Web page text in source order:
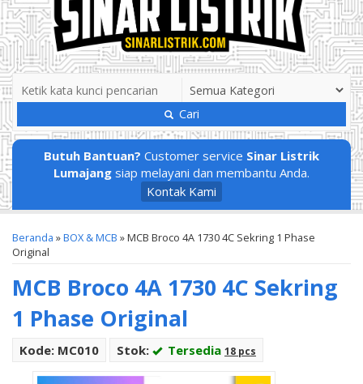
Cari
Butuh Bantuan? Customer service Sinar Listrik
Lumajang siap melayani dan membantu Anda.
Kontak Kami
Beranda »BOX & MCB »MCB Broco 4A 1730 4C Sekring 1 Phase
Original
MCB Broco 4A 1730 4C Sekring
1 Phase Original
Kode: MC010 Stok: Tersedia 18 pcs